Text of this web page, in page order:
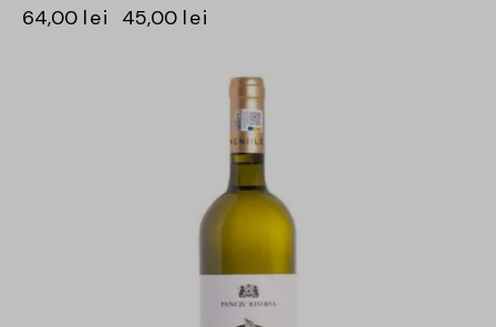
64,00 lei 45,00 lei